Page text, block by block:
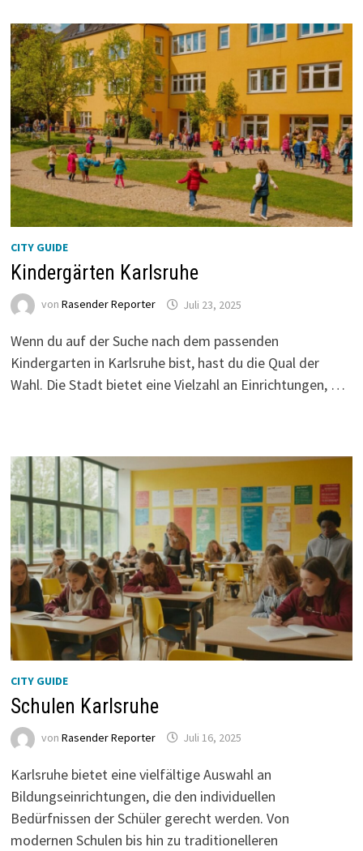
CITY GUIDE
Kindergärten Karlsruhe
von Rasender Reporter Juli 23, 2025
Wenn du auf der Suche nach dem passenden
Kindergarten in Karlsruhe bist, hast du die Qual der
Wahl. Die Stadt bietet eine Vielzahl an Einrichtungen, …
CITY GUIDE
Schulen Karlsruhe
von Rasender Reporter Juli 16, 2025
Karlsruhe bietet eine vielfältige Auswahl an
Bildungseinrichtungen, die den individuellen
Bedürfnissen der Schüler gerecht werden. Von
modernen Schulen bis hin zu traditionelleren